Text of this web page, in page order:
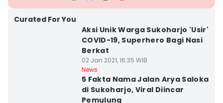
Curated For You
Aksi Unik Warga Sukoharjo 'Usir'
COVID-19, Superhero Bagi Nasi
Berkat
02 Jan 2021, 16:35 WIB
News
5 Fakta Nama Jalan Arya Saloka
di Sukoharjo, Viral Diincar
Pemulung